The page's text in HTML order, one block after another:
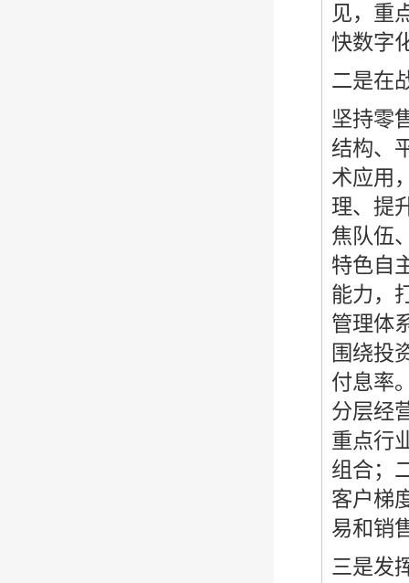
见，重
快数字
二是在
坚持零
结构、
术应用
理、提
焦队伍
特色自
能力，
管理体
围绕投
付息率
分层经
重点行
组合；
客户梯
易和销
三是发